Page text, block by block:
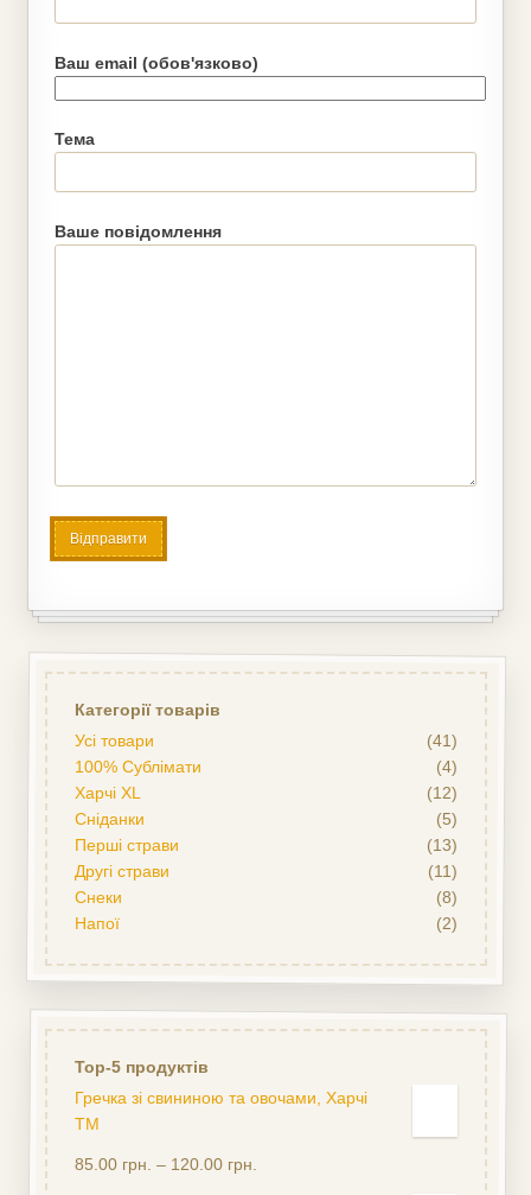
Ваш email (обов'язково)
Тема
Ваше повідомлення
Категорії товарів
Усі товари
(41)
100% Сублімати
(4)
Харчі XL
(12)
Сніданки
(5)
Перші страви
(13)
Другі страви
(11)
Снеки
(8)
Напої
(2)
Top-5 продуктів
Гречка зі свининою та овочами, Харчі
ТМ
Оцінено
85.00 грн. – 120.00 грн.